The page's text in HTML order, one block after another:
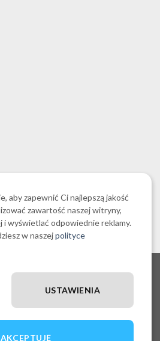
REGALCOTTON.COM
POLITYKA COOKIES
OUTLET I WYPRZEDAŻ
PRZEZ NAS WZORAMI
aby zapewnić Ci najlepszą jakość
zawartość naszej witryny,
i wyświetlać odpowiednie reklamy.
w naszejpolityce
AKCEPTUJĘ
USTAWIENIA